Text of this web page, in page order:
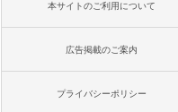
本サイトのご利用について
広告掲載のご案内
プライバシーポリシー